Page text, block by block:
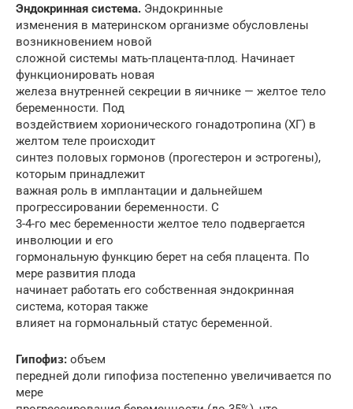
Эндокринная система. Эндокринные
изменения в материнском организме обусловлены
возникновением новой
сложной системы мать-плацента-плод. Начинает
функционировать новая
железа внутренней секреции в яичнике — желтое тело
беременности. Под
воздействием хорионического гонадотропина (ХГ) в
желтом теле происходит
синтез половых гормонов (прогестерон и эстрогены),
которым принадлежит
важная роль в имплантации и дальнейшем
прогрессировании беременности. С
3-4-го мес беременности желтое тело подвергается
инволюции и его
гормональную функцию берет на себя плацента. По
мере развития плода
начинает работать его собственная эндокринная
система, которая также
влияет на гормональный статус беременной.
Гипофиз: объем
передней доли гипофиза постепенно увеличивается по
мере